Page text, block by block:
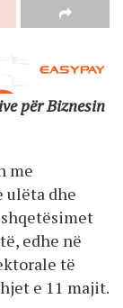
për Biznesin
me
ulëta dhe
edhe në
të
e 11 majit.